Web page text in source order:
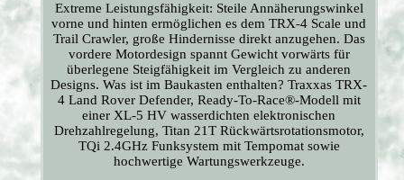
Extreme Leistungsfähigkeit: Steile Annäherungswinkel
vorne und hinten ermöglichen es dem TRX-4 Scale und
Trail Crawler, große Hindernisse direkt anzugehen. Das
vordere Motordesign spannt Gewicht vorwärts für
überlegene Steigfähigkeit im Vergleich zu anderen
Designs. Was ist im Baukasten enthalten? Traxxas TRX-
4 Land Rover Defender, Ready-To-Race®-Modell mit
einer XL-5 HV wasserdichten elektronischen
Drehzahlregelung, Titan 21T Rückwärtsrotationsmotor,
TQi 2.4GHz Funksystem mit Tempomat sowie
hochwertige Wartungswerkzeuge.